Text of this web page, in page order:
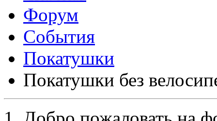
Форум
События
Покатушки
Покатушки без